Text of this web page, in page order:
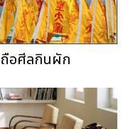
ถือศีลกินผัก